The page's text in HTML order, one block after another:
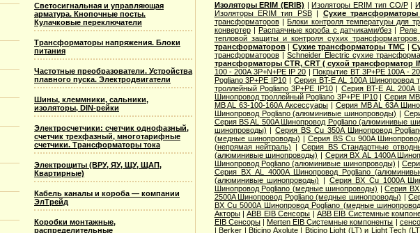
Светосигнальная и управляющая
арматура. Кнопочные посты.
Кулачковые переключатели
Трансформаторы напряжения. Блоки
питания
Частотные преобразователи. Устройства
плавного пуска. Электродвигатели
Шины, клеммники, сальники,
изоляторы, DIN-рейки
Электросчетчики: счетчик однофазный,
счетчик трехфазный, многотарифные
счетчики. Трансформаторы тока
Электрощиты (ВРУ, ЯУ, ЩУ, ЩАП,
Квартирные)
Кабель каналы и короба — компании
ЭлТрейд
Коробки монтажные,
распределительные
Изоляторы ERIM (ERIB) |Изоляторы ERIM тип CO/P|
Изоляторы ERIM тип PSB| Сухие трансформаторы
трансформаторов|Блоки контроля температуры для
конвертер|Распаячные короба с датчиками/без| Реле
тепловой защиты и контроля сухих
трансформаторов| Сухие трансформаторы TMC |
трансформаторов|Schneider Electric cухие
трансформаторы CTR, CRT ( сухой трансформатор
100 - 200A 3P+N+PE IP 20 |Покрытие BT 3P+PE 100A -
Pogliano 3P+PE IP10 |Серия BT-E AL 100A Шинопровод
троллейный Pogliano 3P+PE IP10| Серия BT-E AL 200A
Шинопровод троллейный Pogliano 3P+PE IP10| Серия
MB AL 63-100-160A Аксессуары | Серия MB AL 63A
Шинопровод Pogliano (алюминивые шинопроводы) |
Серия ВS AL 500A Шинопровод Pogliano (алюминивые
шинопроводы) |Серия ВS Cu 350A Шинопровод
(медные шинопроводы) | Серия ВS Cu 900A
(непрямая нейтраль)
| Серия ВS Стандартные
(алюминивые шинопроводы) | Серия ВХ AL 1400A
Шинопровод Pogliano (алюминивые шинопроводы) |
Серия ВХ AL 4000A Шинопровод Pogliano
(алюминивые шинопроводы)
| Серия ВХ Cu 1000A
Шинопровод Pogliano (медные шинопроводы) |Серия ВХ
2500A Шинопровод Pogliano (медные шинопроводы) |
ВХ Cu 5000A Шинопровод Pogliano (медные
Акторы|ABB EIB Сенсоры | ABB EIB Системные
EIB Сенсоры| Merten EIB Системные компоненты |
|Berker |Bticino Axolute| Bticino Light (LT) и Light Tech